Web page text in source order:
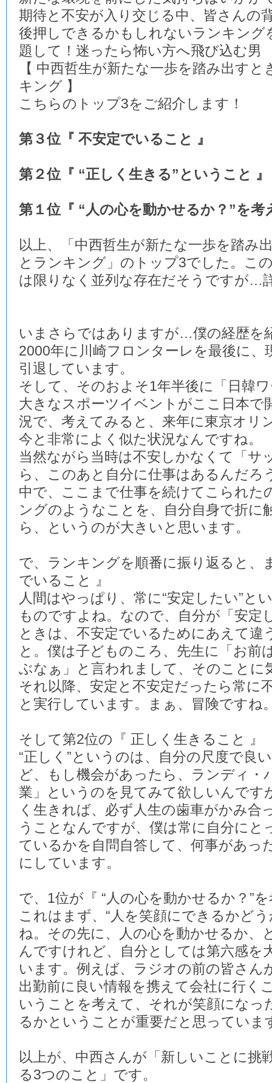
期待と不安が入り交じる中、皆さんの
後押しできるかもしれないランキング
題して！迷ったら怖い方へ飛び込む男
【 中西哲生が新たな一歩を踏み出す
キング 】
こちらのトップ3をご紹介します！
第３位『 不安定でいること 』
第２位『 “正しく生きる”ということ 』
第１位『 “人の心を動かせるか？”を考
以上、「中西哲生が新たな一歩を踏み
とランキング」のトップ3でした。こ
は限りなく並列な存在だそうですが…
いまさらではありますが…僕の経歴を
2000年に川崎フロンターレを最後に、
引退しています。
そして、そのおよそ1年半後に「日韓
大きなスポーツイベントがここ日本
況で、考えてみると、来年に東京オリ
今と非常によく似た状況なんですね。
当然ながら当時は不安しかなくて「サ
ら、このあと自分に仕事はあるんだろ
中で、ここまで仕事を続けてこられた
ングのようなことを、自分自身で折に
ら、というのが大きいと思います。
で、ランキングを順番に振り返ると、
でいること 』
人間はやっぱり、常に“安定したい”と
ものですよね。なので、自分が「安定
ときは、不安定でいるためにあえて違
と。僕は子どものころ、先生に「お前
ぶなぁ」と言われまして、そのことに
それ以降、安定と不安定だったら常に
と実行しています。まぁ、冒険ですね
そして第2位の『 正しく生きること 』
“正しく”というのは、自分の尺度で良
ど、もし機会があったら、ランディ・
業」というのを見てみて欲しいんです
く生きれば、必ず人生の歯車がかみ合
うことなんですが、僕は常に自分にと
ているかを自問自答して、何事があっ
にしています。
で、1位が『 “人の心を動かせるか？”
これはまず、“人を笑顔にできるかど
ね。その先に、人の心を動かせるか、
んですけれど、自分としては第六感を
います。例えば、ラジオの前の皆さん
出勤前に良い情報を携えて会社に行く
いうことを考えて、それが笑顔になっ
るかということが重要だと思っていま
以上が、中西さんが「新しいことに挑
る3つのこと」です。